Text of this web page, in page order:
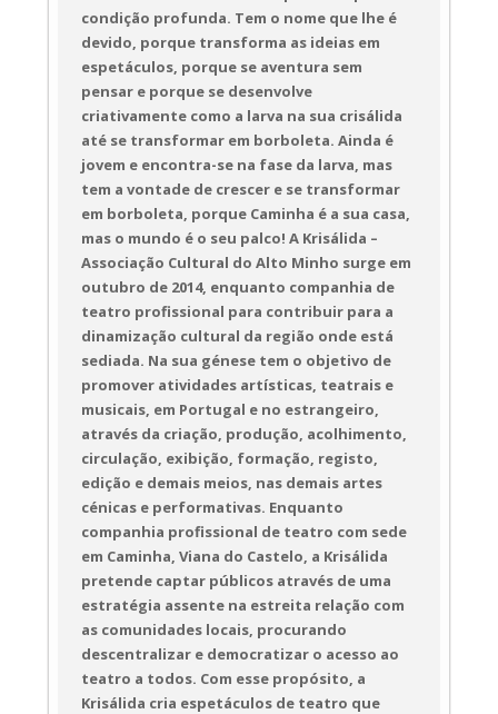
condição profunda. Tem o nome que lhe é
devido, porque transforma as ideias em
espetáculos, porque se aventura sem
pensar e porque se desenvolve
criativamente como a larva na sua crisálida
até se transformar em borboleta. Ainda é
jovem e encontra-se na fase da larva, mas
tem a vontade de crescer e se transformar
em borboleta, porque Caminha é a sua casa,
mas o mundo é o seu palco! A Krisálida –
Associação Cultural do Alto Minho surge em
outubro de 2014, enquanto companhia de
teatro profissional para contribuir para a
dinamização cultural da região onde está
sediada. Na sua génese tem o objetivo de
promover atividades artísticas, teatrais e
musicais, em Portugal e no estrangeiro,
através da criação, produção, acolhimento,
circulação, exibição, formação, registo,
edição e demais meios, nas demais artes
cénicas e performativas. Enquanto
companhia profissional de teatro com sede
em Caminha, Viana do Castelo, a Krisálida
pretende captar públicos através de uma
estratégia assente na estreita relação com
as comunidades locais, procurando
descentralizar e democratizar o acesso ao
teatro a todos. Com esse propósito, a
Krisálida cria espetáculos de teatro que